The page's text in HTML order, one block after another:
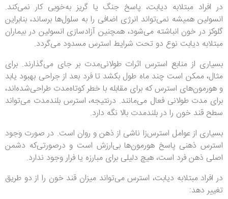
در افراد مبتلابه دیابت، پاسخ جنگ یا گریز به‌خوبی کار نمی‌کند.
انسولین همیشه نمی‌تواند انرژی اضافی را به سلول‌ها برساند، بنابراین
گلوکز در خون انباشته می‌شود، همچنین آزادسازی انسولین در بیماران
مبتلابه دیابت نوع دو تحت شرایط استرس مسدود می‌گردد.
بسیاری از منابع استرس اثرات طولانی‌مدت بر جای می‌گذارند. برای
مثال، ممکن است چند ماه طول بکشد تا فرد بعد از جراحی بهبود یابد
و هورمون‌های استرس که برای مقابله با خطر کوتاه‌مدت طراحی‌شده‌اند،
برای مدت طولانی فعال می‌مانند. درنتیجه، استرس بلندمدت می‌تواند
سطح قند خون را در بلندمدت بالا نگه دارد.
بسیاری از عوامل استرس‌زا ناشی از ذهن و روان است. در صورت وجود
استرس ذهنی پاسخ هورمون‌ها بی‌ارزش است و درصورتی‌که دشمن
اصلی ذهن فرد است، هیچ دلیلی برای مبارزه یا فرار وجود ندارد.
در افراد مبتلابه دیابت، استرس می‌تواند میزان قند خون را از دو طریق
تغییر دهد: